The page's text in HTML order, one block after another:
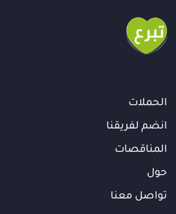
الحملات
انضم لفريقنا
المناقصات
حول
تواصل معنا